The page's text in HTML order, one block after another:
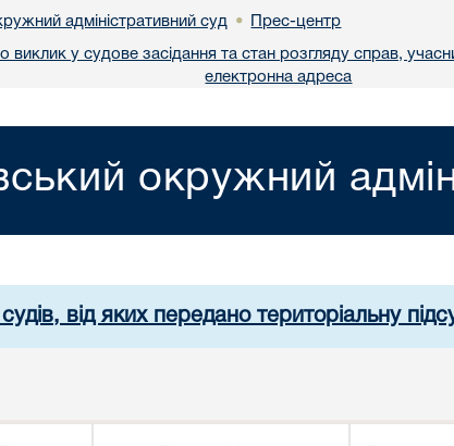
адміністративний суд • Прес-центр
виклик у судове засідання та стан розгляду справ,
електронна адреса
окружний
судів, від яких передано територіальну